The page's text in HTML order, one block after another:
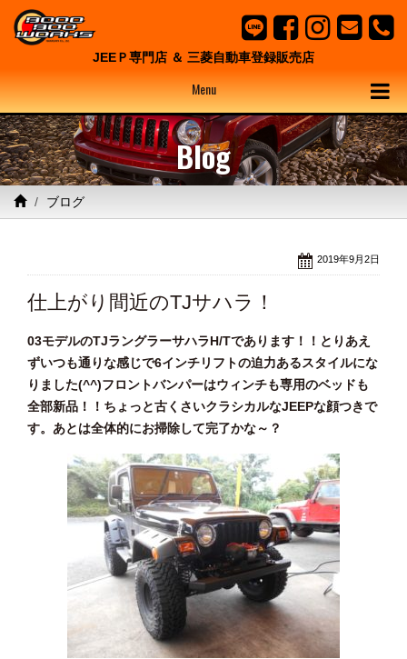
JEEＰ専門店 ＆ 三菱自動車登録販売店
Menu
Blog
ブログ
2019年9月2日
仕上がり間近のTJサハラ！
03モデルのTJラングラーサハラH/Tであります！！とりあえ
ずいつも通りな感じで6インチリフトの迫力あるスタイルにな
りました(^^)フロントバンパーはウィンチも専用のベッドも
全部新品！！ちょっと古くさいクラシカルなJEEPな顔つきで
す。あとは全体的にお掃除して完了かな～？